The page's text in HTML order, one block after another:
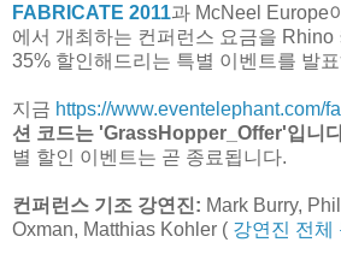
FABRICATE 2011과 McNeel Europe
에서 개최하는 컨퍼런스 요금을 Rhino
35% 할인해드리는 특별 이벤트를 발
지금 https://www.eventelephant.com/
션 코드는 'GrassHopper_Offer'입니
별 할인 이벤트는 곧 종료됩니다.
컨퍼런스 기조 강연진: Mark Burry,
Oxman, Matthias Kohler ( 강연진 전체